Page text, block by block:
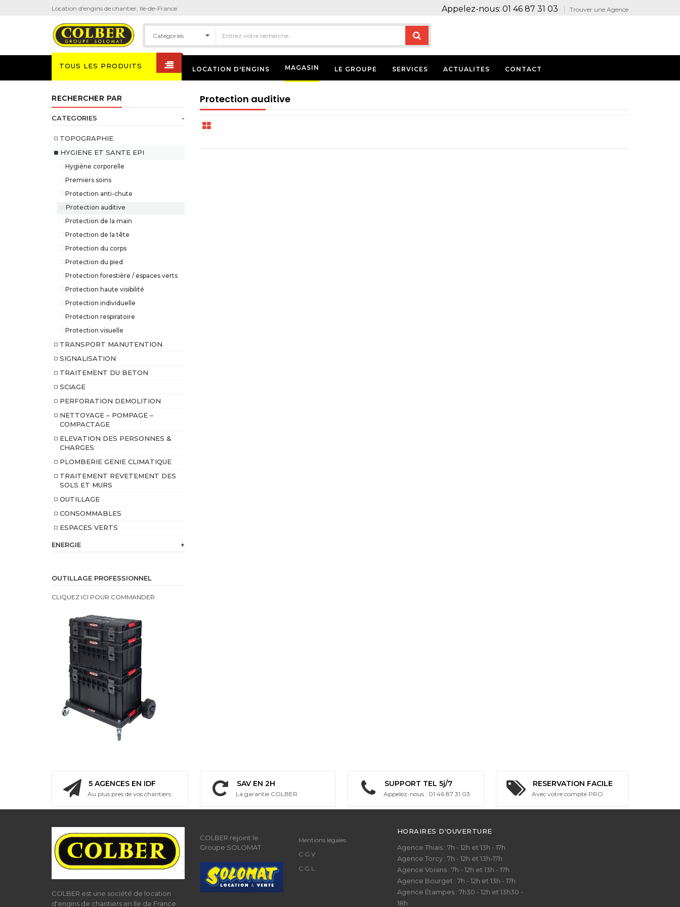
Location d'engins de chantier, Ile-de-France Appelez-nous: 01 46 87 31 03 Trouver une Agence
TOUS LES PRODUITS LOCATION D'ENGINS MAGASIN LE GROUPE SERVICES ACTUALITES CONTACT
Protection auditive
RECHERCHER PAR
CATEGORIES -
TOPOGRAPHIE
HYGIENE ET SANTE EPI
Hygiène corporelle
Premiers soins
Protection anti-chute
Protection auditive
Protection de la main
Protection de la tête
Protection du corps
Protection du pied
Protection forestière / espaces verts
Protection haute visibilité
Protection individuelle
Protection respiratoire
Protection visuelle
TRANSPORT MANUTENTION
SIGNALISATION
TRAITEMENT DU BETON
SCIAGE
PERFORATION DEMOLITION
NETTOYAGE – POMPAGE –
COMPACTAGE
ELEVATION DES PERSONNES &
CHARGES
PLOMBERIE GENIE CLIMATIQUE
TRAITEMENT REVETEMENT DES
SOLS ET MURS
OUTILLAGE
CONSOMMABLES
ESPACES VERTS
ENERGIE +
intégrée
Energie
OUTILLAGE PROFESSIONNEL
CLIQUEZ ICI POUR COMMANDER
5 AGENCES EN IDF
Au plus pres de vos chantiers
SAV EN 2H
La garantie COLBER
SUPPORT TEL 5j/7
Appelez-nous : 01 46 87 31 03
RESERVATION FACILE
Avec votre compte PRO
COLBER est une société de location
d'engins de chantiers en Ile de France
COLBER rejoint le
Groupe SOLOMAT
Mentions légales
C.G.V
C.G.L.
HORAIRES D'OUVERTURE
Agence Thiais : 7h - 12h et 13h - 17h
Agence Torcy : 7h - 12h et 13h-17h
Agence Voisins : 7h - 12h et 13h - 17h
Agence Bourget : 7h - 12h et 13h - 17h
Agence Étampes : 7h30 - 12h et 13h30 -
18h